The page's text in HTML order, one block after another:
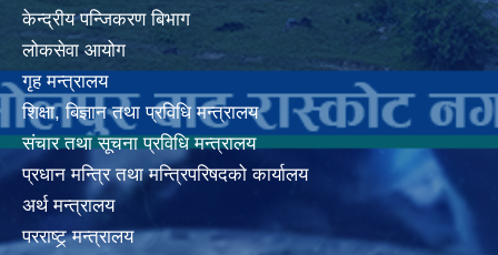
केन्द्रीय पन्जिकरण बिभाग
लोकसेवा आयोग
गृह मन्त्रालय
शिक्षा, बिज्ञान तथा प्रविधि मन्त्रालय
संचार तथा सूचना प्रविधि मन्त्रालय
प्रधान मन्त्रि तथा मन्त्रिपरिषदको कार्यालय
अर्थ मन्त्रालय
परराष्ट्र् मन्त्रालय